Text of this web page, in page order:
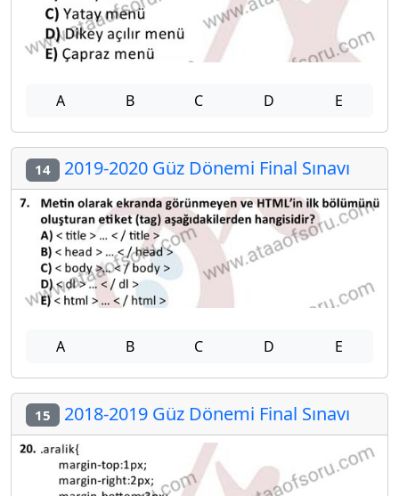
A B C D E
14 2019-2020 Güz Dönemi Final Sınavı
A B C D E
15 2018-2019 Güz Dönemi Final Sınavı